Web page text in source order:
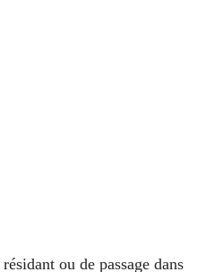
résidant ou de passage dans